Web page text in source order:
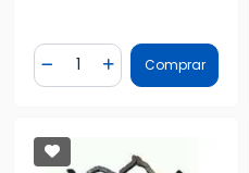
Diminuir Quantidade
Quantidade
Adicionar Quantidade
Comprar